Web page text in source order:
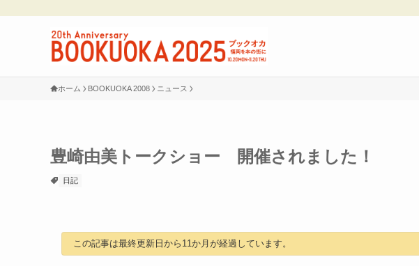
ホーム BOOKUOKA 2008 ニュース
豊崎由美トークショー 開催されました！
日記
この記事は最終更新日から11か月が経過しています。